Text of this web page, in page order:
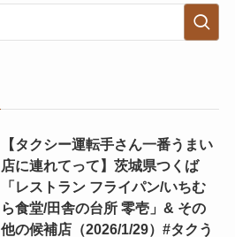
【タクシー運転手さん一番うまい
店に連れてって】茨城県つくば
「レストラン フライパン/いちむ
ら食堂/田舎の台所 零壱」& その
他の候補店（2026/1/29）#タクう